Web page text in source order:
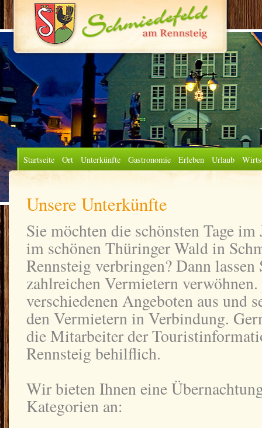
Startseite Ort Unterkünfte Gastronomie Erleben Urlaub
Unsere Unterkünfte
Sie möchten die schönsten Tage
im schönen Thüringer Wald in
Rennsteig verbringen? Dann
zahlreichen Vermietern
verschiedenen Angeboten aus und
den Vermietern in Verbindung.
die Mitarbeiter der
Rennsteig behilflich.
Wir bieten Ihnen eine
Kategorien an: